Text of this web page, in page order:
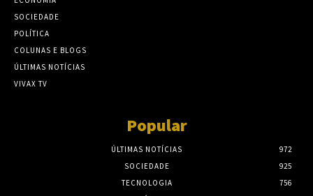
SOCIEDADE
POLÍTICA
COLUNAS E BLOGS
ÚLTIMAS NOTÍCIAS
VIVAX TV
Popular
ÚLTIMAS NOTÍCIAS
972
SOCIEDADE
925
TECNOLOGIA
756